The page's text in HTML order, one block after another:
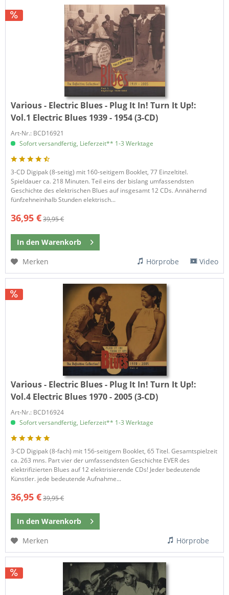
Various - Electric Blues - Plug It In! Turn It Up!:
Vol.1 Electric Blues 1939 - 1954 (3-CD)
Art-Nr.: BCD16921
Sofort versandfertig, Lieferzeit** 1-3 Werktage
3-CD Digipak (8-seitig) mit 160-seitigem Booklet, 77 Einzeltitel.
Spieldauer ca. 218 Minuten. Teil eins der bislang umfassendsten
Geschichte des elektrischen Blues auf insgesamt 12 CDs. Annähernd
fünfzehneinhalb Stunden elektrisch...
36,95 €39,95 €
In den Warenkorb
Merken
Hörprobe Video
Various - Electric Blues - Plug It In! Turn It Up!:
Vol.4 Electric Blues 1970 - 2005 (3-CD)
Art-Nr.: BCD16924
Sofort versandfertig, Lieferzeit** 1-3 Werktage
3-CD Digipak (8-fach) mit 156-seitigem Booklet, 65 Titel. Gesamtspielzeit
ca. 263 mns. Part vier der umfassendsten Geschichte EVER des
elektrifizierten Blues auf 12 elektrisierende CDs! Jeder bedeutende
Künstler. jede bedeutende Aufnahme...
36,95 €39,95 €
In den Warenkorb
Merken
Hörprobe